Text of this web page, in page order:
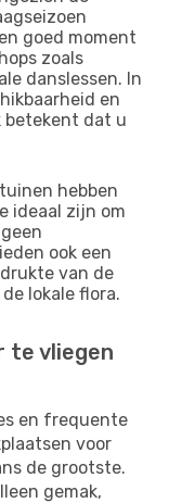
goed moment
zoals
danslessen. In
en
betekent dat u
hebben
ideaal zijn om
ook een
van de
lokale flora.
te vliegen
en frequente
voor
de grootste.
gemak,